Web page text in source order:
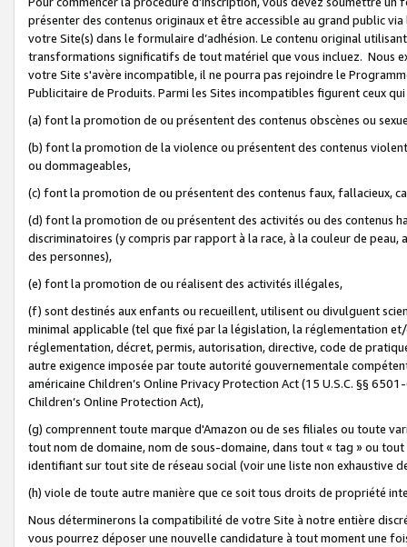
présenter des contenus originaux et être accessible au grand public
votre Site(s) dans le formulaire d’adhésion. Le contenu original
transformations significatifs de tout matériel que vous incluez. Nous
votre Site s'avère incompatible, il ne pourra pas rejoindre le
Publicitaire de Produits. Parmi les Sites incompatibles figurent ceux
(a) font la promotion de ou présentent des contenus obscènes ou
(b) font la promotion de la violence ou présentent des contenus
ou dommageables,
(c) font la promotion de ou présentent des contenus faux, fallacieux,
(d) font la promotion de ou présentent des activités ou des contenus
discriminatoires (y compris par rapport à la race, à la couleur de
des personnes),
(e) font la promotion de ou réalisent des activités illégales,
(f) sont destinés aux enfants ou recueillent, utilisent ou divulguent
minimal applicable (tel que fixé par la législation, la réglementation
réglementation, décret, permis, autorisation, directive, code de
autre exigence imposée par toute autorité gouvernementale
américaine Children’s Online Privacy Protection Act (15 U.S.C. §§
Children’s Online Protection Act),
(g) comprennent toute marque d'Amazon ou de ses filiales ou toute
tout nom de domaine, nom de sous-domaine, dans tout « tag » ou
identifiant sur tout site de réseau social (voir une liste non exhaustive
(h) viole de toute autre manière que ce soit tous droits de propriété
Nous déterminerons la compatibilité de votre Site à notre entière
vous pourrez déposer une nouvelle candidature à tout moment une